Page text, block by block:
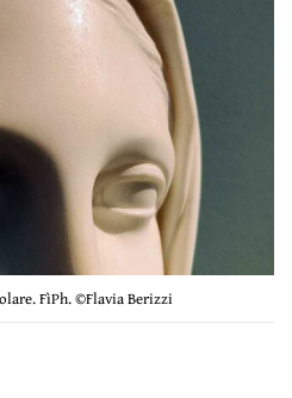
FìPh. ©Flavia Berizzi